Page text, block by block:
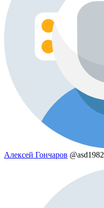
Алексей Гончаров @asd1982